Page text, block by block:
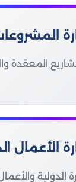
المعقدة
الأعمال
الدولية